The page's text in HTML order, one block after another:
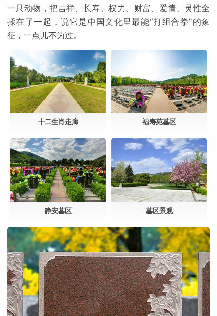
一只动物，把吉祥、长寿、权力、财富、爱情、灵性全
揉在了一起，说它是中国文化里最能“打组合拳”的象
征，一点儿不为过。
十二生肖走廊 福寿苑墓区
静安墓区 墓区景观